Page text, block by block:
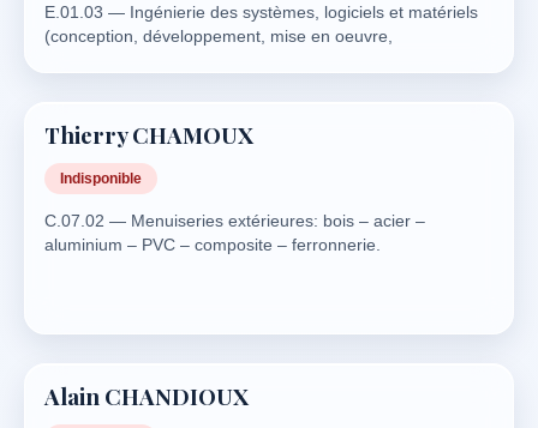
E.01.03 — Ingénierie des systèmes, logiciels et matériels
(conception, développement, mise en oeuvre,
du cahier des charges et de l’expression des besoins…).
E.01.06 — Cyber malveillance, sécurité informatique.
E.01.07 — Objets connectés (Internet des objets ou
«IoT»).
E.01.08 — Robotique, intelligence artificielle.
Thierry CHAMOUX
Indisponible
C.07.02 — Menuiseries extérieures: bois – acier –
aluminium – PVC – composite – ferronnerie.
Alain CHANDIOUX